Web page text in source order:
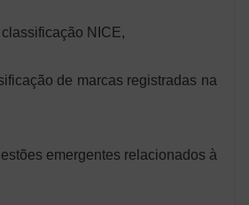
NICE,
de marcas registradas na
emergentes relacionados à